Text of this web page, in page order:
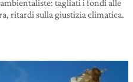
tagliati i fondi alle
ritardi sulla giustizia climatica.